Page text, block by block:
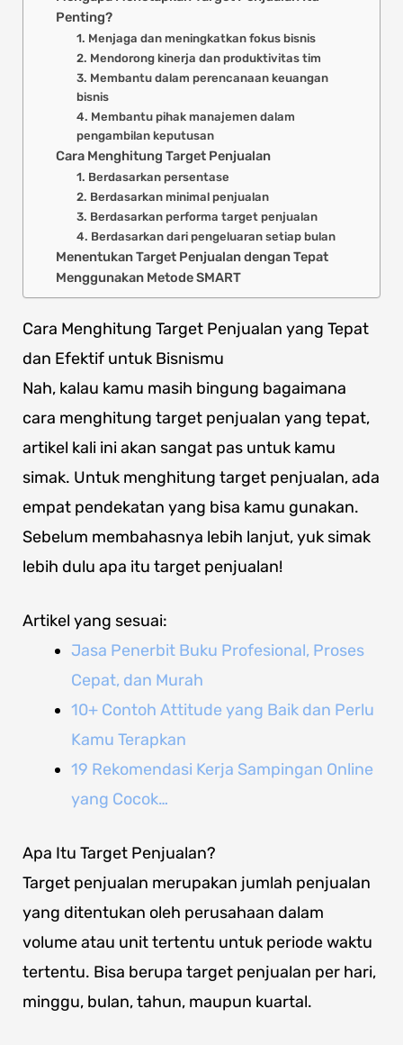
Penting?
1. Menjaga dan meningkatkan fokus bisnis
2. Mendorong kinerja dan produktivitas tim
3. Membantu dalam perencanaan keuangan
bisnis
4. Membantu pihak manajemen dalam
pengambilan keputusan
Cara Menghitung Target Penjualan
1. Berdasarkan persentase
2. Berdasarkan minimal penjualan
3. Berdasarkan performa target penjualan
4. Berdasarkan dari pengeluaran setiap bulan
Menentukan Target Penjualan dengan Tepat
Menggunakan Metode SMART
Cara Menghitung Target Penjualan yang Tepat
dan Efektif untuk Bisnismu
Nah, kalau kamu masih bingung bagaimana
cara menghitung target penjualan yang tepat,
artikel kali ini akan sangat pas untuk kamu
simak. Untuk menghitung target penjualan, ada
empat pendekatan yang bisa kamu gunakan.
Sebelum membahasnya lebih lanjut, yuk simak
lebih dulu apa itu target penjualan!
Artikel yang sesuai:
Jasa Penerbit Buku Profesional, Proses
Cepat, dan Murah
10+ Contoh Attitude yang Baik dan Perlu
Kamu Terapkan
19 Rekomendasi Kerja Sampingan Online
yang Cocok…
Apa Itu Target Penjualan?
Target penjualan merupakan jumlah penjualan
yang ditentukan oleh perusahaan dalam
volume atau unit tertentu untuk periode waktu
tertentu. Bisa berupa target penjualan per hari,
minggu, bulan, tahun, maupun kuartal.